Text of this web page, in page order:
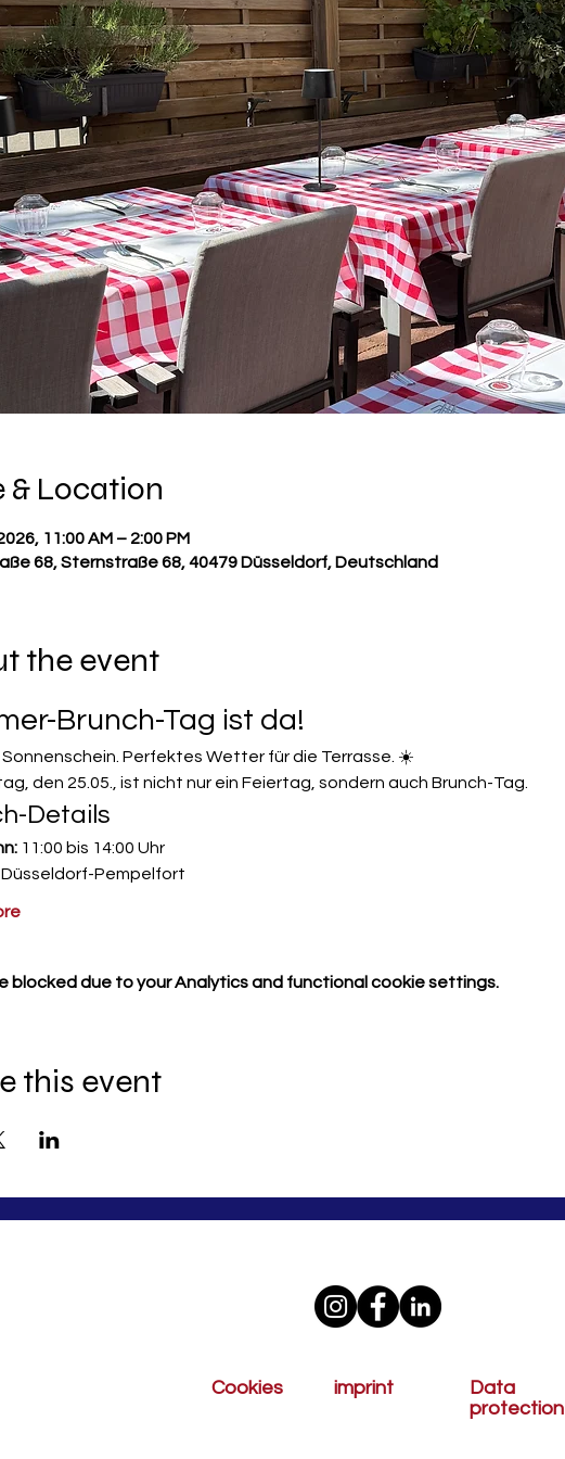
& Location
11:00 AM – 2:00 PM
68, Sternstraße 68, 40479 Düsseldorf, Deutschland
the event
Brunch-Tag ist da!
Sonnenschein. Perfektes Wetter für die Terrasse. ☀️
den 25.05., ist nicht nur ein Feiertag, sondern auch Brunch-Tag.
Details
11:00 bis 14:00 Uhr
Pempelfort
blocked due to your Analytics and functional cookie settings.
this event
Cookies imprint
Data
protection